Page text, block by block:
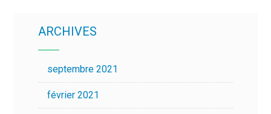
ARCHIVES
septembre 2021
février 2021